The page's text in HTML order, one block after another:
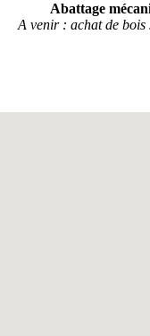
Abattage
A venir : achat de bois